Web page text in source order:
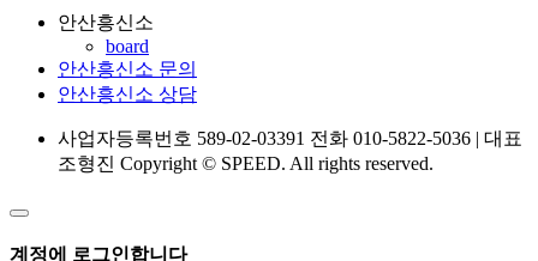
안산흥신소
board
안산흥신소 문의
안산흥신소 상담
사업자등록번호 589-02-03391 전화 010-5822-5036 | 대표
조형진 Copyright © SPEED. All rights reserved.
계정에 로그인합니다